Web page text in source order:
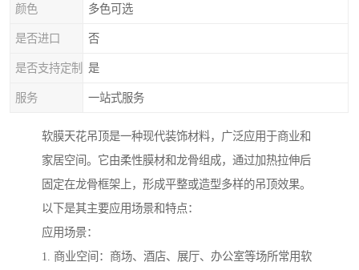
颜色 多色可选
是否进口 否
是否支持定制 是
服务 一站式服务
软膜天花吊顶是一种现代装饰材料，广泛应用于商业和
家居空间。它由柔性膜材和龙骨组成，通过加热拉伸后
固定在龙骨框架上，形成平整或造型多样的吊顶效果。
以下是其主要应用场景和特点：
应用场景：
1. 商业空间：商场、酒店、展厅、办公室等场所常用软